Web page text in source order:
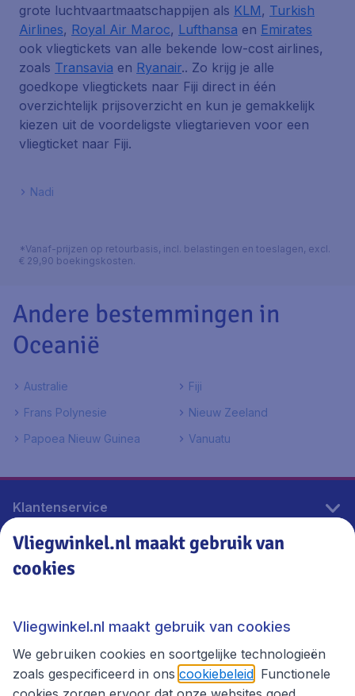
grote luchtvaartmaatschappijen als KLM, Turkish
Airlines, Royal Air Maroc, Lufthansa en Emirates
ook vliegtickets van alle bekende low-cost airlines,
zoals Transavia en Ryanair.. Zo krijg je alle
goedkope vliegtickets naar Fiji direct in één
overzichtelijk prijsoverzicht en kun je gemakkelijk
kiezen uit de voordeligste vliegtarieven voor een
vliegticket naar Fiji.
Nadi
*Vanaf-prijzen op retourbasis, incl. belastingen en toeslagen, excl.
€ 29,90 boekingskosten.
Andere bestemmingen in
Oceanië
Australie
Fiji
Frans Polynesie
Nieuw Zeeland
Papoea Nieuw Guinea
Vanuatu
Klantenservice
Vliegwinkel.nl
Thema's
Vliegwinkel.nl maakt gebruik van
cookies
Vliegwinkel.nl maakt gebruik van cookies
We gebruiken cookies en soortgelijke technologieën
zoals gespecificeerd in ons cookiebeleid . Functionele